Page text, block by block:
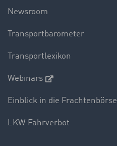
Newsroom
Transportbarometer
Transportlexikon
Webinars
Einblick in die Frachtenbörse
LKW Fahrverbot